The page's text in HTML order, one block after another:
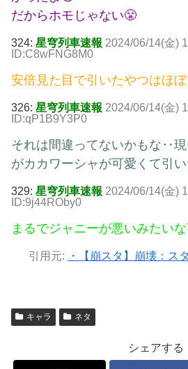
だからホモじゃない😤
324: 星穹列車速報 2024/06/14(金)
ID:C8wFNG8M0
安倍見た目で引いたやつはほぼ
326: 星穹列車速報 2024/06/14(金)
ID:qP1B9Y3P0
それは間違ってないかもな‥
がカカワーシャが可愛くて引
329: 星穹列車速報 2024/06/14(金)
ID:9j44ROby0
まるでジャニーが悪いみたい
引用元:
・【崩スタ】崩壊：ス
キャラ ネタ
シェアする